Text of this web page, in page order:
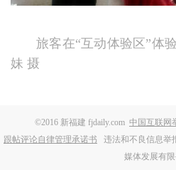
旅客在“互动体验区”体
妹 摄
©2016 新福建 fjdaily.com 中国互联网
跟帖评论自律管理承诺书
违法和不良信息举
媒体发展有限